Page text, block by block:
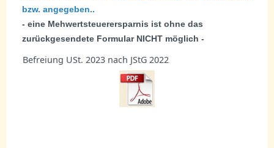
bzw. angegeben..
- eine Mehwertsteuerersparnis ist ohne das
zurückgesendete Formular NICHT möglich -
Befreiung USt. 2023 nach JStG 2022